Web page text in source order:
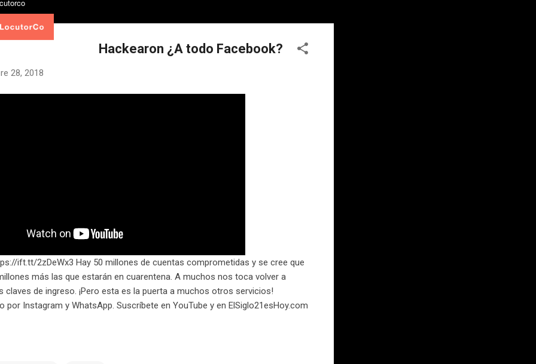
Hackearon ¿A todo Facebook?
28, 2018
ift.tt/2zDeWx3 Hay 50 millones de cuentas comprometidas y se cree que
más las que estarán en cuarentena. A muchos nos toca volver a
claves de ingreso. ¡Pero esta es la puerta a muchos otros servicios!
por Instagram y WhatsApp. Suscríbete en YouTube y en ElSiglo21esHoy.com